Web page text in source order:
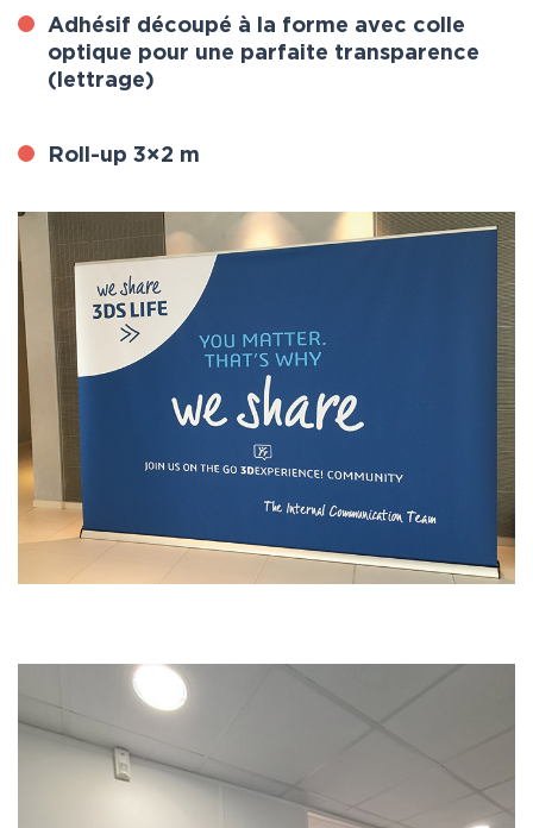
Adhésif découpé à la forme avec colle
optique pour une parfaite transparence
(lettrage)
Roll-up 3×2 m